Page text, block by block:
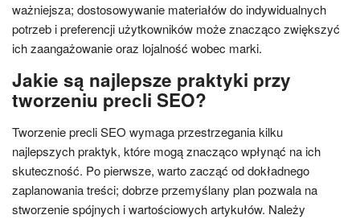
ważniejsza; dostosowywanie materiałów do indywidualnych
potrzeb i preferencji użytkowników może znacząco zwiększyć
ich zaangażowanie oraz lojalność wobec marki.
Jakie są najlepsze praktyki przy
tworzeniu precli SEO?
Tworzenie precli SEO wymaga przestrzegania kilku
najlepszych praktyk, które mogą znacząco wpłynąć na ich
skuteczność. Po pierwsze, warto zacząć od dokładnego
zaplanowania treści; dobrze przemyślany plan pozwala na
stworzenie spójnych i wartościowych artykułów. Należy